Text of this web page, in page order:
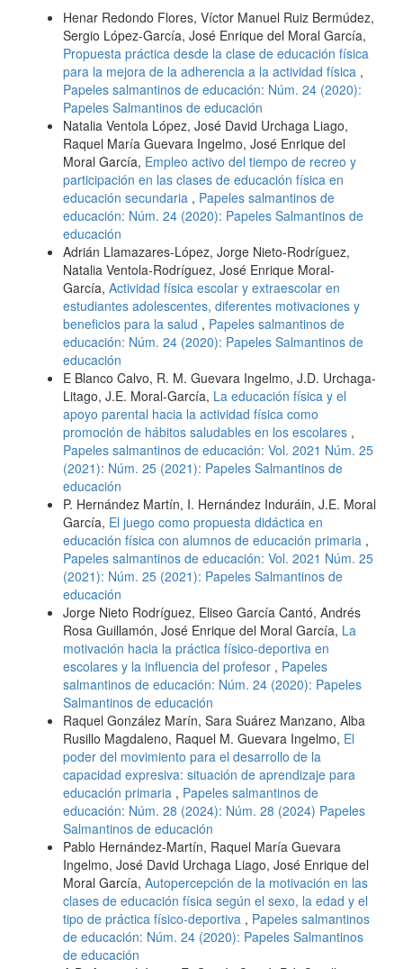
Henar Redondo Flores, Víctor Manuel Ruiz Bermúdez,
Sergio López-García, José Enrique del Moral García,
Propuesta práctica desde la clase de educación física
para la mejora de la adherencia a la actividad física ,
Papeles salmantinos de educación: Núm. 24 (2020):
Papeles Salmantinos de educación
Natalia Ventola López, José David Urchaga Liago,
Raquel María Guevara Ingelmo, José Enrique del
Moral García, Empleo activo del tiempo de recreo y
participación en las clases de educación física en
educación secundaria , Papeles salmantinos de
educación: Núm. 24 (2020): Papeles Salmantinos de
educación
Adrián Llamazares-López, Jorge Nieto-Rodríguez,
Natalia Ventola-Rodríguez, José Enrique Moral-
García, Actividad física escolar y extraescolar en
estudiantes adolescentes, diferentes motivaciones y
beneficios para la salud , Papeles salmantinos de
educación: Núm. 24 (2020): Papeles Salmantinos de
educación
E Blanco Calvo, R. M. Guevara Ingelmo, J.D. Urchaga-
Litago, J.E. Moral-García, La educación física y el
apoyo parental hacia la actividad física como
promoción de hábitos saludables en los escolares ,
Papeles salmantinos de educación: Vol. 2021 Núm. 25
(2021): Núm. 25 (2021): Papeles Salmantinos de
educación
P. Hernández Martín, I. Hernández Induráin, J.E. Moral
García, El juego como propuesta didáctica en
educación física con alumnos de educación primaria ,
Papeles salmantinos de educación: Vol. 2021 Núm. 25
(2021): Núm. 25 (2021): Papeles Salmantinos de
educación
Jorge Nieto Rodríguez, Eliseo García Cantó, Andrés
Rosa Guillamón, José Enrique del Moral García, La
motivación hacia la práctica físico-deportiva en
escolares y la influencia del profesor , Papeles
salmantinos de educación: Núm. 24 (2020): Papeles
Salmantinos de educación
Raquel González Marín, Sara Suárez Manzano, Alba
Rusillo Magdaleno, Raquel M. Guevara Ingelmo, El
poder del movimiento para el desarrollo de la
capacidad expresiva: situación de aprendizaje para
educación primaria , Papeles salmantinos de
educación: Núm. 28 (2024): Núm. 28 (2024) Papeles
Salmantinos de educación
Pablo Hernández-Martín, Raquel María Guevara
Ingelmo, José David Urchaga Liago, José Enrique del
Moral García, Autopercepción de la motivación en las
clases de educación física según el sexo, la edad y el
tipo de práctica físico-deportiva , Papeles salmantinos
de educación: Núm. 24 (2020): Papeles Salmantinos
de educación